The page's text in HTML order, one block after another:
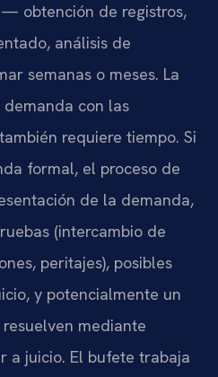
obtención de registros,
análisis de
semanas o meses. La
con las
requiere tiempo. Si
formal, el proceso de
de la demanda,
(intercambio de
peritajes), posibles
y potencialmente un
resuelven mediante
a juicio. El bufete trabaja